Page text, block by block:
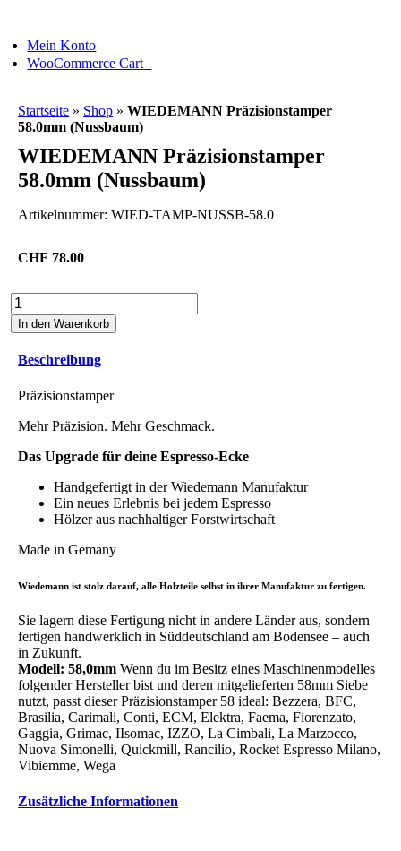
content
Mein Konto
WooCommerce Cart0
Startseite » Shop »WIEDEMANN Präzisionstamper
58.0mm (Nussbaum)
WIEDEMANN Präzisionstamper
58.0mm (Nussbaum)
Artikelnummer:WIED-TAMP-NUSSB-58.0
CHF 78.00
WIEDEMANN
Präzisionstamper
58.0mm
Menge
In den Warenkorb
Beschreibung
Präzisionstamper
Mehr Präzision. Mehr Geschmack.
Das Upgrade für deine Espresso-Ecke
Handgefertigt in der Wiedemann Manufaktur
Ein neues Erlebnis bei jedem Espresso
Hölzer aus nachhaltiger Forstwirtschaft
Made in Gemany
Wiedemann ist stolz darauf, alle Holzteile selbst in ihrer Manufaktur zu fertigen.
Sie lagern diese Fertigung nicht in andere Länder aus, sondern
fertigen handwerklich in Süddeutschland am Bodensee – auch
in Zukunft.
Modell: 58,0mm Wenn du im Besitz eines Maschinenmodelles
folgender Hersteller bist und deren mitgelieferten 58mm Siebe
nutzt, passt dieser Präzisionstamper 58 ideal: Bezzera, BFC,
Brasilia, Carimali, Conti, ECM, Elektra, Faema, Fiorenzato,
Gaggia, Grimac, IIsomac, IZZO, La Cimbali, La Marzocco,
Nuova Simonelli, Quickmill, Rancilio, Rocket Espresso Milano,
Vibiemme, Wega
Zusätzliche Informationen